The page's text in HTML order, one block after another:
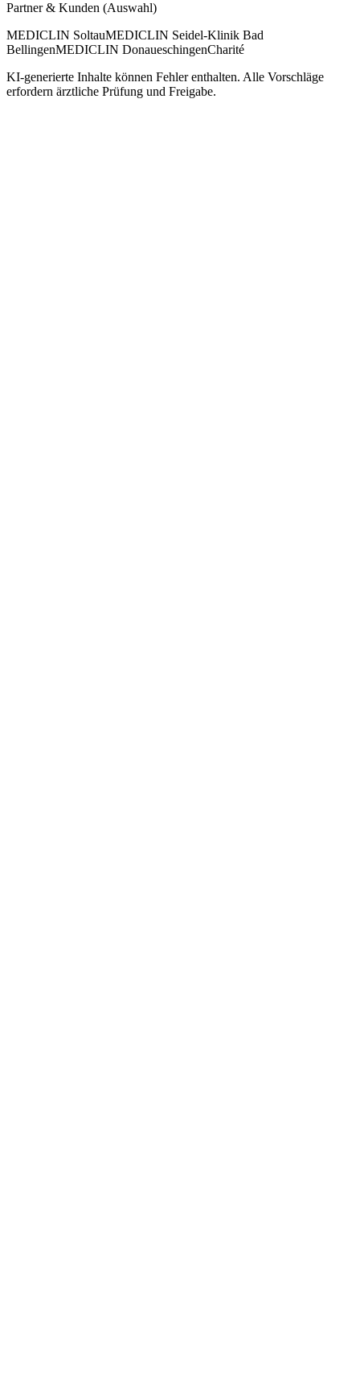
Partner & Kunden (Auswahl)
MEDICLIN SoltauMEDICLIN Seidel-Klinik Bad
BellingenMEDICLIN DonaueschingenCharité
KI-generierte Inhalte können Fehler enthalten. Alle Vorschläge
erfordern ärztliche Prüfung und Freigabe.